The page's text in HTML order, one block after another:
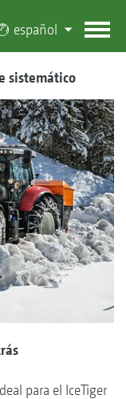
español
sistemático
para el IceTiger